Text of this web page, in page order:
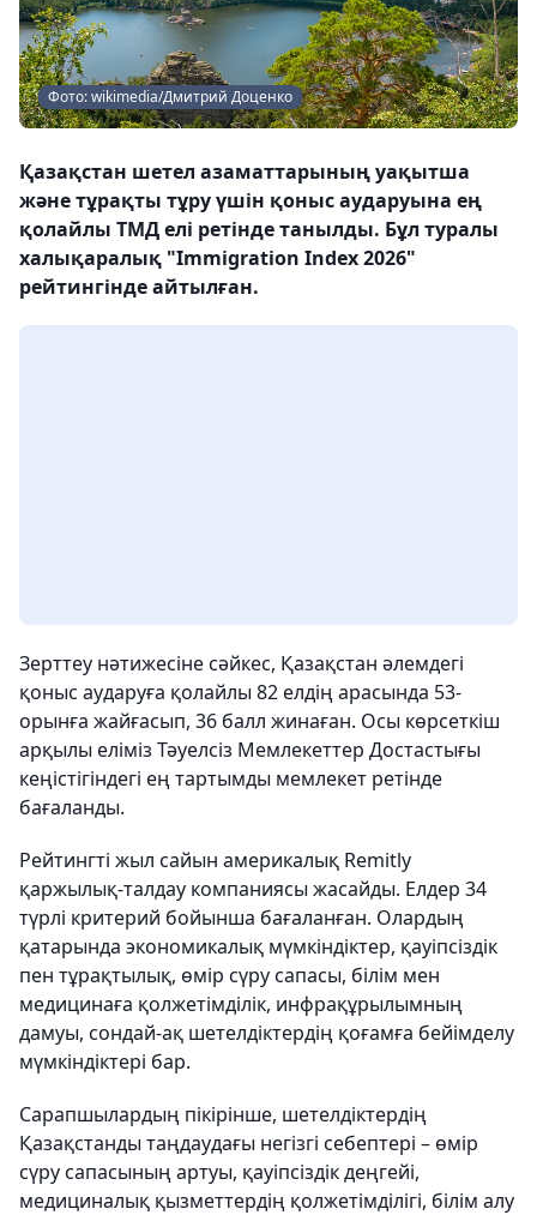
Фото: wikimedia/Дмитрий Доценко
Қазақстан шетел азаматтарының уақытша
және тұрақты тұру үшін қоныс аударуына ең
қолайлы ТМД елі ретінде танылды. Бұл туралы
халықаралық "Immigration Index 2026"
рейтингінде айтылған.
Зерттеу нәтижесіне сәйкес, Қазақстан әлемдегі
қоныс аударуға қолайлы 82 елдің арасында 53-
орынға жайғасып, 36 балл жинаған. Осы көрсеткіш
арқылы еліміз Тәуелсіз Мемлекеттер Достастығы
кеңістігіндегі ең тартымды мемлекет ретінде
бағаланды.
Рейтингті жыл сайын америкалық Remitly
қаржылық-талдау компаниясы жасайды. Елдер 34
түрлі критерий бойынша бағаланған. Олардың
қатарында экономикалық мүмкіндіктер, қауіпсіздік
пен тұрақтылық, өмір сүру сапасы, білім мен
медицинаға қолжетімділік, инфрақұрылымның
дамуы, сондай-ақ шетелдіктердің қоғамға бейімделу
мүмкіндіктері бар.
Сарапшылардың пікірінше, шетелдіктердің
Қазақстанды таңдаудағы негізгі себептері – өмір
сүру сапасының артуы, қауіпсіздік деңгейі,
медициналық қызметтердің қолжетімділігі, білім алу